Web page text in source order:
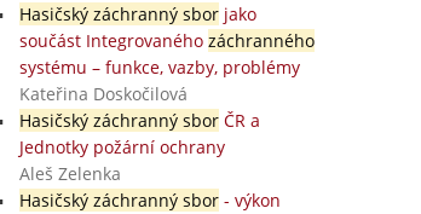
Hasičský záchranný sborjako
součást Integrovaného záchranného
systému – funkce, vazby, problémy
Kateřina Doskočilová
Hasičský záchranný sborČR a
Jednotky požární ochrany
Aleš Zelenka
Hasičský záchranný sbor- výkon